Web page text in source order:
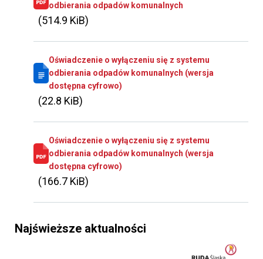
odbierania odpadów komunalnych
(514.9 KiB)
Oświadczenie o wyłączeniu się z systemu
odbierania odpadów komunalnych (wersja
dostępna cyfrowo)
(22.8 KiB)
Oświadczenie o wyłączeniu się z systemu
odbierania odpadów komunalnych (wersja
dostępna cyfrowo)
(166.7 KiB)
Najświeższe aktualności